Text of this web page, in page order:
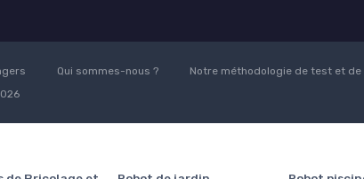
Qui sommes-nous ?
Notre méthodologie de test et de